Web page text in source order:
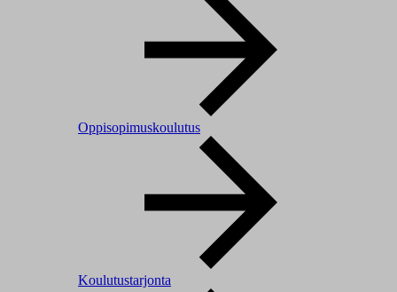
Oppisopimuskoulutus
Koulutustarjonta